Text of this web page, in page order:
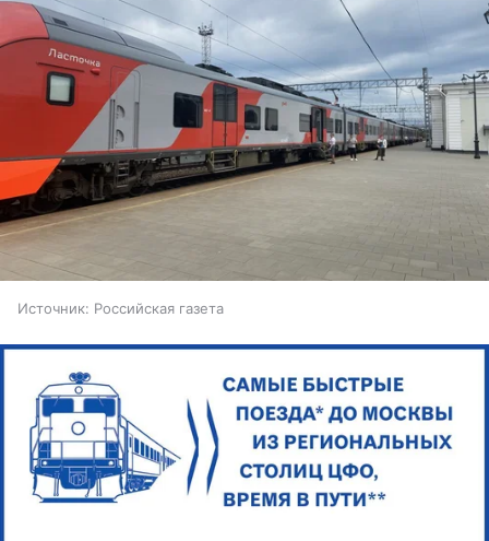
Источник: Российская газета